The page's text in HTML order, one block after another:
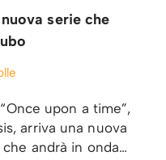
serie che
upon a time”,
arriva una nuova
andrà in onda…